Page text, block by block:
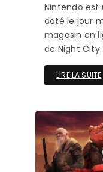
Nintendo est
daté le jour
magasin en
de Night
LIRE LA SUITE